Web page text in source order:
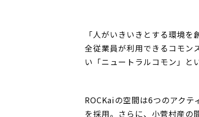
「人がいきいきとする環境
全従業員が利用できるコモン
い「ニュートラルコモン」と
ROCKaiの空間は6つのアクテ
を採用。さらに、小菅村産の